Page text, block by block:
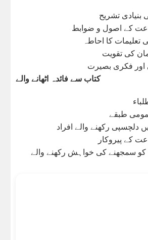
بنیادی تشریح
کے اصول و ضوابط
تعلیمات کا احاطہ
کی تقویت
اور فکری بصیرت
کتاب سے فائدہ اٹھانے والے
طبقے
دلچسپی رکھنے والے افراد
کے پیروکار
کو سمجھنے کی خواہش رکھنے والے